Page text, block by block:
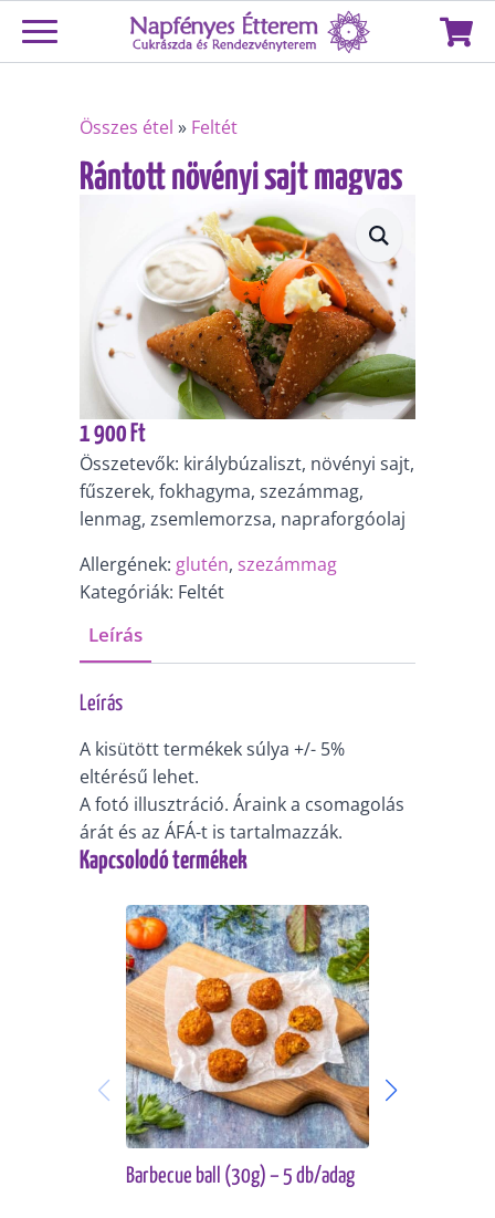
Összes étel » Feltét
Rántott növényi sajt magvas
bundában – 2 db/adag
1 900 Ft
Összetevők: királybúzaliszt, növényi sajt,
fűszerek, fokhagyma, szezámmag,
lenmag, zsemlemorzsa, napraforgóolaj
Allergének: glutén, szezámmag
Kategóriák: Feltét
Leírás
Leírás
A kisütött termékek súlya +/- 5%
eltérésű lehet.
A fotó illusztráció. Áraink a csomagolás
árát és az ÁFÁ-t is tartalmazzák.
Kapcsolodó termékek
Barbecue ball (30g) – 5 db/adag